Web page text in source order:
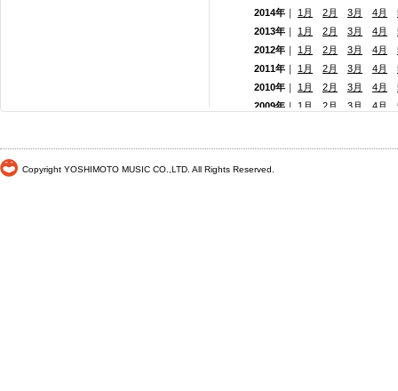
2014年 ｜ 1月 2月 3月 4月
2013年 ｜ 1月 2月 3月 4月
2012年 ｜ 1月 2月 3月 4月
2011年 ｜ 1月 2月 3月 4月
2010年 ｜ 1月 2月 3月 4月
2009年 ｜ 1月 2月 3月 4月
Copyright YOSHIMOTO MUSIC CO.,LTD. All Rights Reserved.